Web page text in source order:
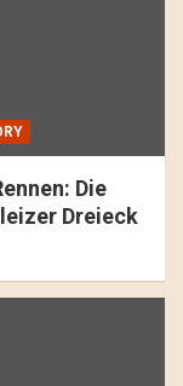
Die
Dreieck